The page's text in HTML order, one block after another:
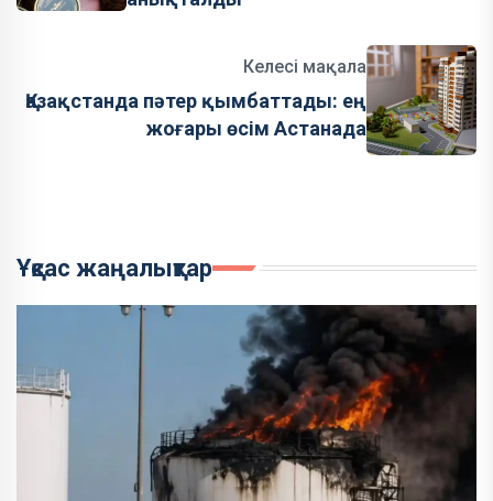
Келесі мақала
Қазақстанда пәтер қымбаттады: ең
жоғары өсім Астанада
Ұқсас жаңалықтар